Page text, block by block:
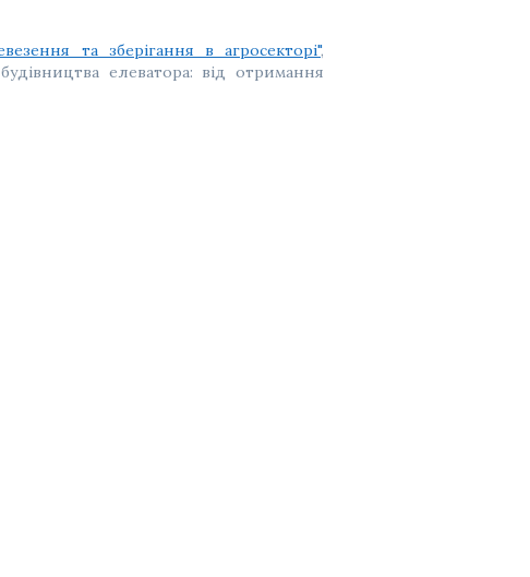
та зберігання в агросекторі",
елеватора: від отримання